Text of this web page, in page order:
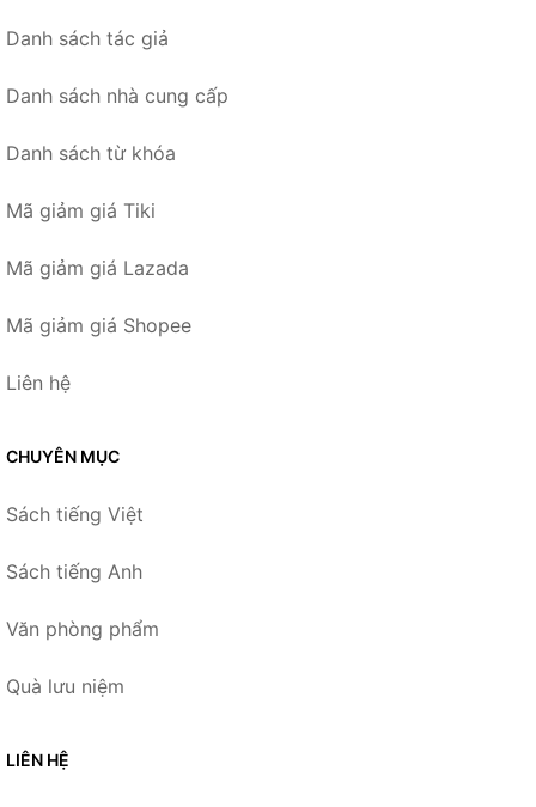
Danh sách tác giả
Danh sách nhà cung cấp
Danh sách từ khóa
Mã giảm giá Tiki
Mã giảm giá Lazada
Mã giảm giá Shopee
Liên hệ
CHUYÊN MỤC
Sách tiếng Việt
Sách tiếng Anh
Văn phòng phẩm
Quà lưu niệm
LIÊN HỆ